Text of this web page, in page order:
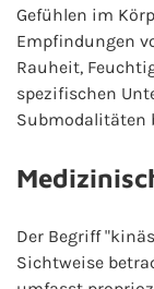
Gefühlen im
Empfindungen
Rauheit,
spezifischen
Submodalitäten
Der Begriff
Sichtweise